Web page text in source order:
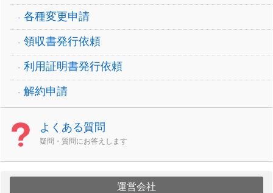
各種変更申請
領収書発行依頼
利用証明書発行依頼
解約申請
よくある質問
疑問・質問にお答えします
運営会社